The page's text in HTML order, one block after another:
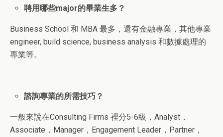
聘用哪些major的畢業生多？
Business School 和 MBA 最多，還有金融專業，其他專業
engineer, build science, business analysis 和數據處理的
專業等。
諮詢專業的所需技巧？
一般來說在Consulting Firms 裡分5-6級，Analyst，
Associate，Manager，Engagement Leader，Partner，